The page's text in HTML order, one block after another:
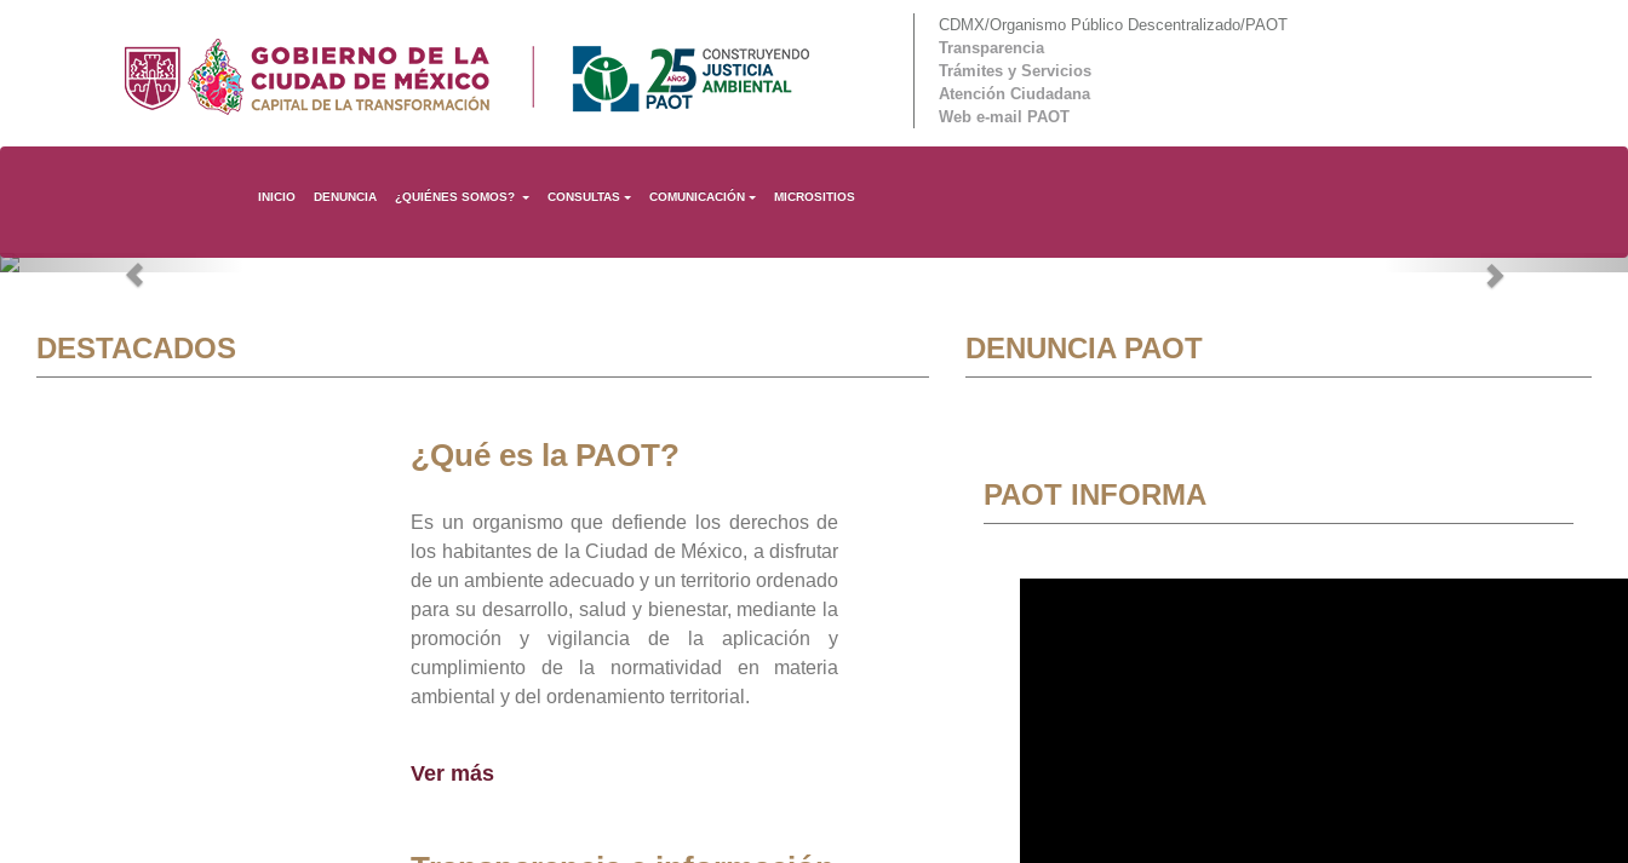
CDMX/Organismo Público Descentralizado/PAOT
Transparencia
Trámites y Servicios
Atención Ciudadana
Web e-mail PAOT
INICIO DENUNCIA ¿QUIÉNES SOMOS? CONSULTAS COMUNICACIÓN MICROSITIOS
Previous Next
DESTACADOS
¿Qué es la PAOT?
Es un organismo que defiende los derechos de
los habitantes de la Ciudad de México, a disfrutar
de un ambiente adecuado y un territorio ordenado
para su desarrollo, salud y bienestar, mediante la
promoción y vigilancia de la aplicación y
cumplimiento de la normatividad en materia
ambiental y del ordenamiento territorial.
Ver más
DENUNCIA PAOT
PAOT INFORMA